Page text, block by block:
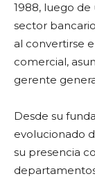
1988, luego
sector
al convertirse
comercial,
gerente
Desde su
evolucionado
su presencia